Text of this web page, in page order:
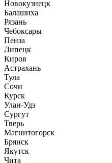
Новокузнецк
Балашиха
Рязань
Чебоксары
Пенза
Липецк
Киров
Астрахань
Тула
Сочи
Курск
Улан-Удэ
Сургут
Тверь
Магнитогорск
Брянск
Якутск
Чита